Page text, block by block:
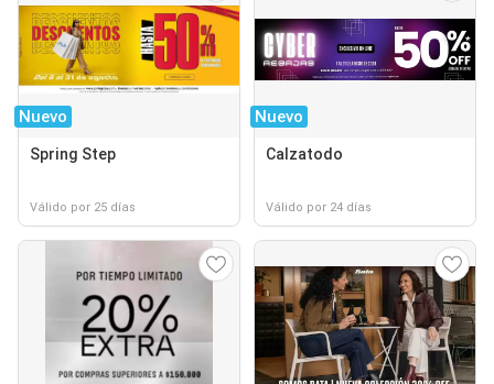
Nuevo
Spring Step
Válido por 25 días
Nuevo
Calzatodo
Válido por 24 días